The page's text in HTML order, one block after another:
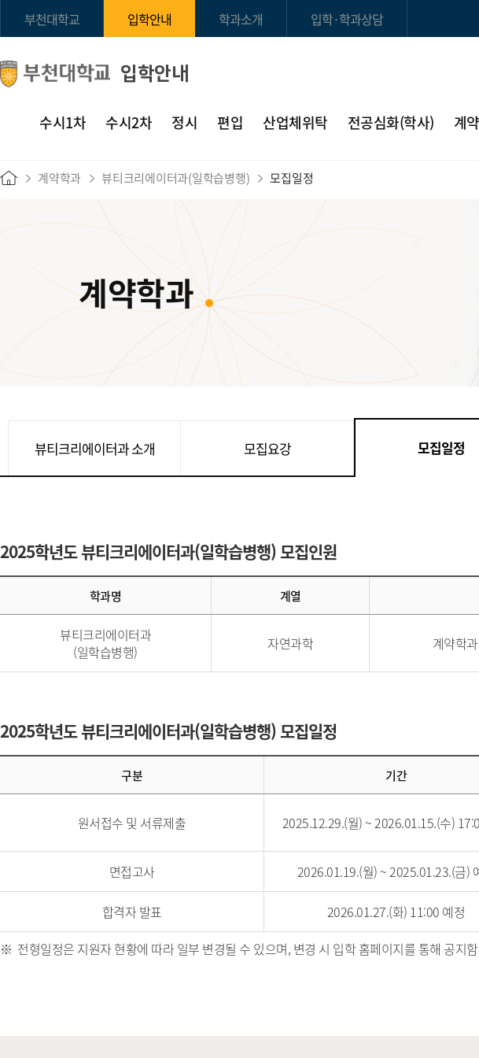
부천대학교 입학안내 학과소개 입학·학과상담
입학안내
수시1차 수시2차 정시 편입 산업체위탁 전공심화(학사) 계
계약학과 뷰티크리에이터과(일학습병행) 모집일정
계약학과
뷰티크리에이터과 소개 모집요강 모집일정
2025학년도 뷰티크리에이터과(일학습병행) 모집인원
학과명 계열
뷰티크리에이터과
(일학습병행)
자연과학 계약학
2025학년도 뷰티크리에이터과(일학습병행) 모집일정
구분 기간
원서접수 및 서류제출 2025.12.29.(월) ~ 2026.01.15.(수)
면접고사 2026.01.19.(월) ~ 2025.01.23.(금)
합격자 발표 2026.01.27.(화) 11:00 예정
전형일정은 지원자 현황에 따라 일부 변경될 수 있으며, 변경 시 입학 홈페이지를 통해 공지함